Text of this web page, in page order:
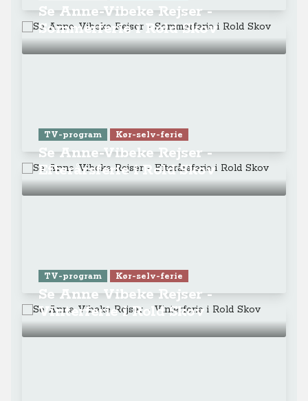
Se Anne-Vibeke Rejser -
Sommerferie i Rold Skov
TV-program Kør-selv-ferie
Se Anne-Vibeke Rejser -
Efterårsferie i Rold Skov
TV-program Kør-selv-ferie
Se Anne Vibeke Rejser -
Vinterferie i Rold Skov